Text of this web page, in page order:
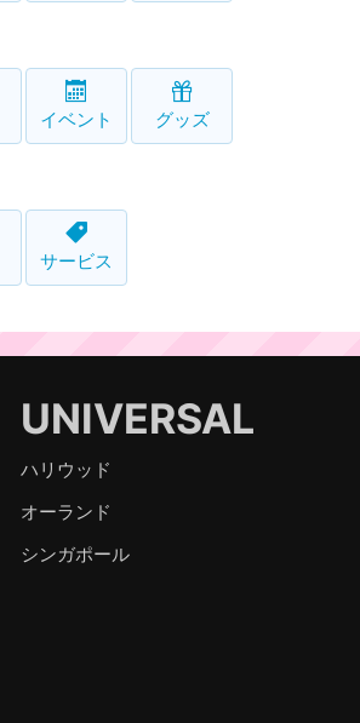
イベント グッズ
サービス
UNIVERSAL
ハリウッド
オーランド
シンガポール